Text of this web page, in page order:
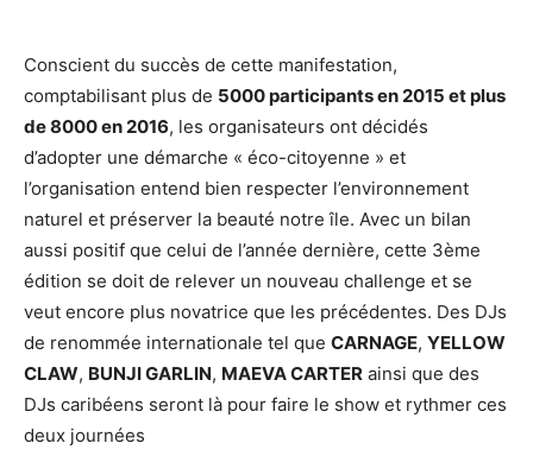
Conscient du succès de cette manifestation,
comptabilisant plus de 5000 participants en 2015 et plus
de 8000 en 2016, les organisateurs ont décidés
d’adopter une démarche « éco-citoyenne » et
l’organisation entend bien respecter l’environnement
naturel et préserver la beauté notre île. Avec un bilan
aussi positif que celui de l’année dernière, cette 3ème
édition se doit de relever un nouveau challenge et se
veut encore plus novatrice que les précédentes. Des DJs
de renommée internationale tel que CARNAGE, YELLOW
CLAW, BUNJI GARLIN, MAEVA CARTER ainsi que des
DJs caribéens seront là pour faire le show et rythmer ces
deux journées